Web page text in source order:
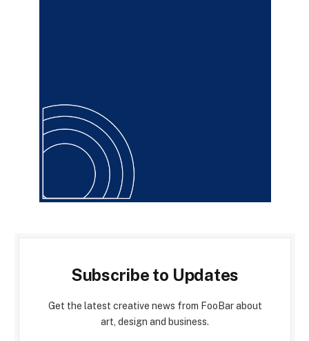
Subscribe to Updates
Get the latest creative news from FooBar about
art, design and business.